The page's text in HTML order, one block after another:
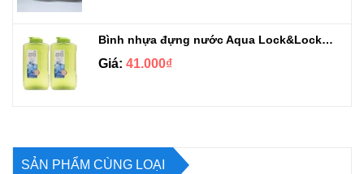
Bình nhựa đựng nước Aqua Lock&Lock 2.1L
Giá: 41.000₫
SẢN PHẨM CÙNG LOẠI